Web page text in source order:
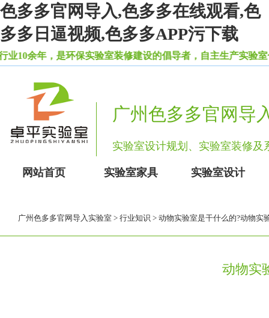
色多多官网导入,色多多在线观看,色
多多日逼视频,色多多APP污下载
，是环保实验室装修建设的倡导者，自主生产实验室
广州色多多官网导
实验室设计规划、实验室装修
网站首页 实验室家具 实验室设计
广州色多多官网导入实验室 > 行业知识 > 动物实验室是干什么的?动物实
动物实